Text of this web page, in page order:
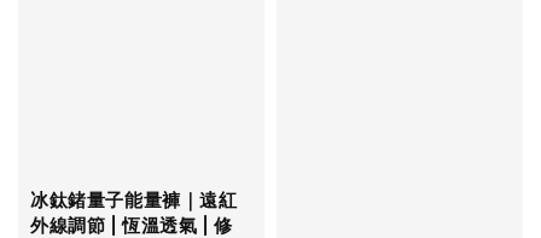
冰鈦鍺量子能量褲｜遠紅
外線調節 | 恆溫透氣 | 修